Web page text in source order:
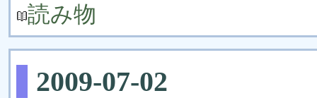
読み物
2009-07-02